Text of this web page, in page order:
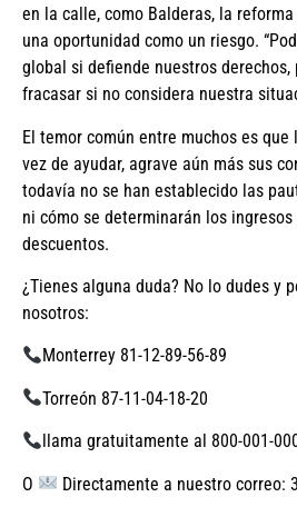
en la calle, como Balderas, la
una oportunidad como un riesgo.
global si defiende nuestros
fracasar si no considera nuestra
El temor común entre muchos es que
vez de ayudar, agrave aún más sus
todavía no se han establecido las
ni cómo se determinarán los
descuentos.
¿Tienes alguna duda? No lo dudes y
nosotros:
Monterrey 81-12-89-56-89
Torreón 87-11-04-18-20
llama gratuitamente al 800-001-
O
Directamente a nuestro correo: